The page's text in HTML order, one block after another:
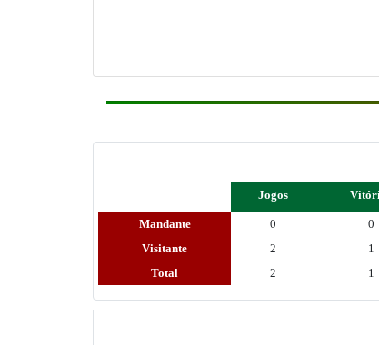
Jogos
Mandante 0 0
Visitante
2 1
Total
2 1